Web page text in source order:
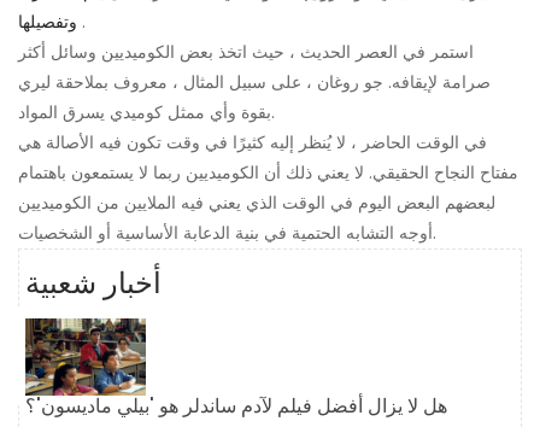
وتفصيلها .
استمر في العصر الحديث ، حيث اتخذ بعض الكوميديين وسائل أكثر
صرامة لإيقافه. جو روغان ، على سبيل المثال ، معروف بملاحقة ليري
بقوة وأي ممثل كوميدي يسرق المواد.
في الوقت الحاضر ، لا يُنظر إليه كثيرًا في وقت تكون فيه الأصالة هي
مفتاح النجاح الحقيقي. لا يعني ذلك أن الكوميديين ربما لا يستمعون باهتمام
لبعضهم البعض اليوم في الوقت الذي يعني فيه الملايين من الكوميديين
أوجه التشابه الحتمية في بنية الدعابة الأساسية أو الشخصيات.
أخبار شعبية
هل لا يزال أفضل فيلم لآدم ساندلر هو 'بيلي ماديسون'؟